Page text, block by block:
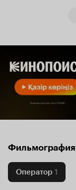
Фильмография
Оператор 1